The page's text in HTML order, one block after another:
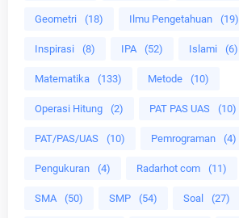
Geometri (18) Ilmu Pengetahuan (19)
Inspirasi (8) IPA (52) Islami (6)
Matematika (133) Metode (10)
Operasi Hitung (2) PAT PAS UAS (10)
PAT/PAS/UAS (10) Pemrograman (4)
Pengukuran (4) Radarhot com (11)
SMA (50) SMP (54) Soal (27)